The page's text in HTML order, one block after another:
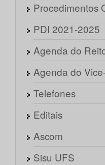
Procedimentos
PDI 2021-2025
Agenda do
Agenda do
Telefones
Editais
Ascom
Sisu UFS